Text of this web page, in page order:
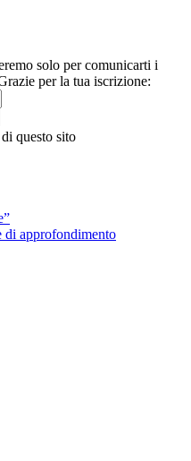
solo per comunicarti i
per la tua iscrizione:
questo sito
di approfondimento